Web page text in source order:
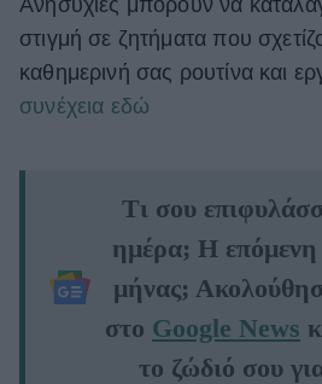
στιγμή σε ζητήματα που
καθημερινή σας ρουτίνα και
συνέχεια εδώ
Τι σου
ημέρα; Η
μήνας;
στο Google News
το ζώδιό σου